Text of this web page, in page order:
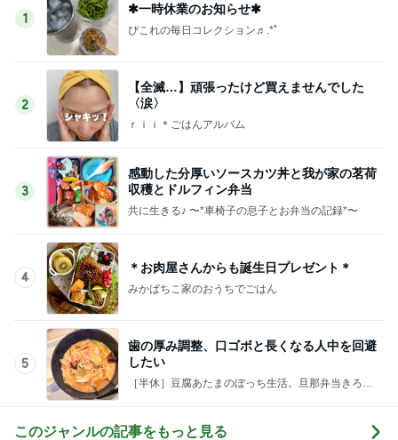
1
✱一時休業のお知らせ✱
ぴこれの毎日コレクション♬.*ﾟ
2
【全滅…】頑張ったけど買えませんでした
〈涙〉
ｒｉｉ＊ごはんアルバム
3
感動した分厚いソースカツ丼と我が家の茗荷
収穫とドルフィン弁当
共に生きる♪ 〜*車椅子の息子とお弁当の記録*〜
4
＊お肉屋さんからも誕生日プレゼント＊
みかぱちこ家のおうちでごはん
5
歯の厚み調整、口ゴボと長くなる人中を回避
したい
［半休］豆腐あたまのぼっち生活。旦那弁当きろく
このジャンルの記事をもっと見る